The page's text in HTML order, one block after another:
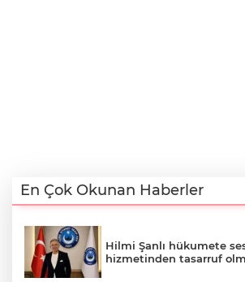
En Çok Okunan Haberler
Hilmi Şanlı hükumete
hizmetinden tasarruf